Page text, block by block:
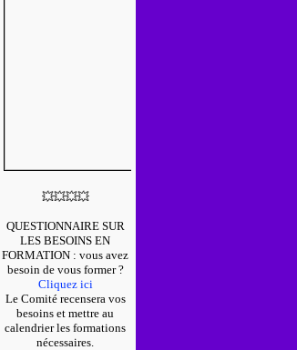
💥💥💥💥
QUESTIONNAIRE SUR
LES BESOINS EN
FORMATION : vous avez
besoin de vous former ?
Cliquez ici
Le Comité recensera vos
besoins et mettre au
calendrier les formations
nécessaires.